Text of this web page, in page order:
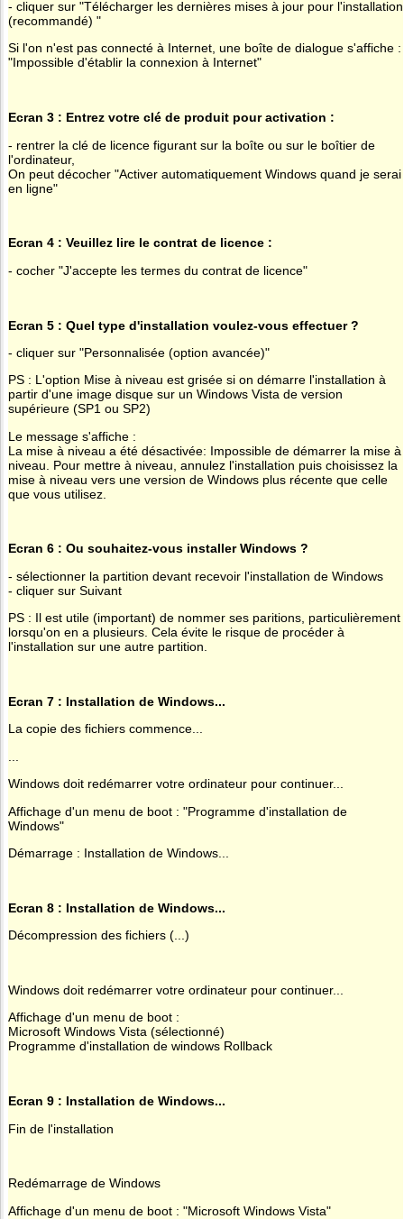
- cliquer sur "Télécharger les dernières mises à jour pour l'installation
(recommandé) "
Si l'on n'est pas connecté à Internet, une boîte de dialogue s'affiche :
"Impossible d'établir la connexion à Internet"
Ecran 3 : Entrez votre clé de produit pour activation :
- rentrer la clé de licence figurant sur la boîte ou sur le boîtier de
l'ordinateur,
On peut décocher "Activer automatiquement Windows quand je serai
en ligne"
Ecran 4 : Veuillez lire le contrat de licence :
- cocher "J'accepte les termes du contrat de licence"
Ecran 5 : Quel type d'installation voulez-vous effectuer ?
- cliquer sur "Personnalisée (option avancée)"
PS : L'option Mise à niveau est grisée si on démarre l'installation à
partir d'une image disque sur un Windows Vista de version
supérieure (SP1 ou SP2)
Le message s'affiche :
La mise à niveau a été désactivée: Impossible de démarrer la mise à
niveau. Pour mettre à niveau, annulez l'installation puis choisissez la
mise à niveau vers une version de Windows plus récente que celle
que vous utilisez.
Ecran 6 : Ou souhaitez-vous installer Windows ?
- sélectionner la partition devant recevoir l'installation de Windows
- cliquer sur Suivant
PS : Il est utile (important) de nommer ses paritions, particulièrement
lorsqu'on en a plusieurs. Cela évite le risque de procéder à
l'installation sur une autre partition.
Ecran 7 : Installation de Windows...
La copie des fichiers commence...
Windows doit redémarrer votre ordinateur pour continuer...
Affichage d'un menu de boot : "Programme d'installation de
Windows"
Démarrage : Installation de Windows...
Ecran 8 : Installation de Windows...
Décompression des fichiers (...)
Windows doit redémarrer votre ordinateur pour continuer...
Affichage d'un menu de boot :
Microsoft Windows Vista (sélectionné)
Programme d'installation de windows Rollback
Ecran 9 : Installation de Windows...
Fin de l'installation
Redémarrage de Windows
Affichage d'un menu de boot : "Microsoft Windows Vista"